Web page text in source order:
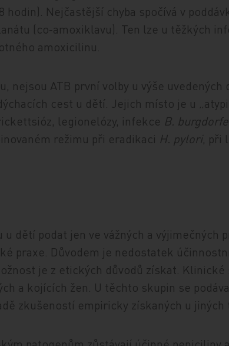
hodin). Nejčastější chyba spočívá v
(co‑amoxiklavu). Ten lze u těžkých
amoxicilinu.
nejsou ATB první volby u výše uvedených
cest u dětí. Jejich místo je u
legionelózy, infekce B.
režimu při eradikaci H. pylori, při
dětí podat jen ve vážných a výjimečných
praxe. Důvodem je nedostatek
je z etických důvodů získat. Klinické
a kojících žen. U těchto skupin se
zkušeností empiricky získaných u jiných